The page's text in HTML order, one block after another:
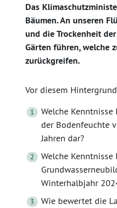
Das
Bäumen. An unseren
und die Trockenheit
Gärten führen, welche
zurückgreifen.
Vor diesem
Welche
der Bodenfeuchte
Jahren dar?
Welche
Winterhalbjahr
Wie bewertet die